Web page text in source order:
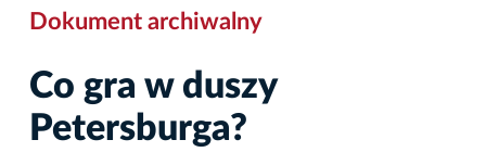
Dokument archiwalny
Co gra w duszy
Petersburga?